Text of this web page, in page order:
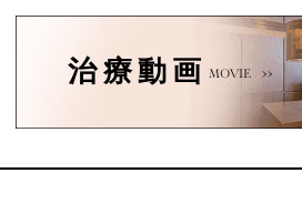
治療動画 MOVIE